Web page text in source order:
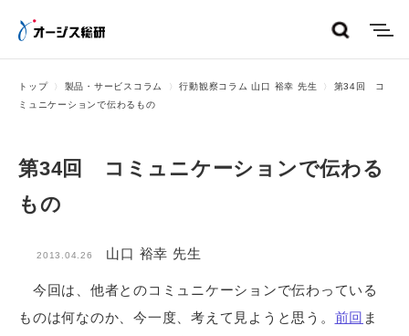
トップ 製品・サービスコラム 行動観察コラム 山口 裕幸 先生
第34回 コ
ミュニケーションで伝わるもの
第34回 コミュニケーションで伝わる
もの
2013.04.26 山口 裕幸 先生
今回は、他者とのコミュニケーションで伝わっている
ものは何なのか、今一度、考えて見ようと思う。 前回 ま